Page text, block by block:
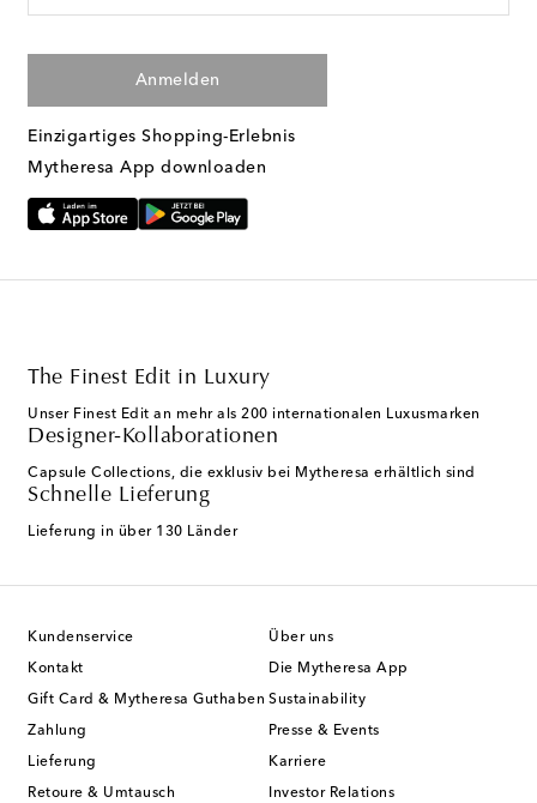
Anmelden
Einzigartiges Shopping-Erlebnis
Mytheresa App downloaden
The Finest Edit in Luxury
Unser Finest Edit an mehr als 200 internationalen Luxusmarken
Designer-Kollaborationen
Capsule Collections, die exklusiv bei Mytheresa erhältlich sind
Schnelle Lieferung
Lieferung in über 130 Länder
Kundenservice
Kontakt
Gift Card & Mytheresa Guthaben
Zahlung
Lieferung
Retoure & Umtausch
Über uns
Die Mytheresa App
Sustainability
Presse & Events
Karriere
Investor Relations